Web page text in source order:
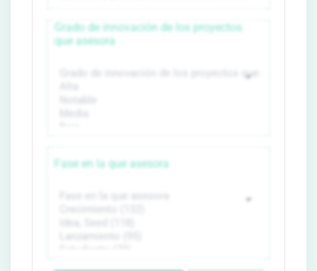
Grado de innovación de los proyectos
que asesora
Fase en la que asesora